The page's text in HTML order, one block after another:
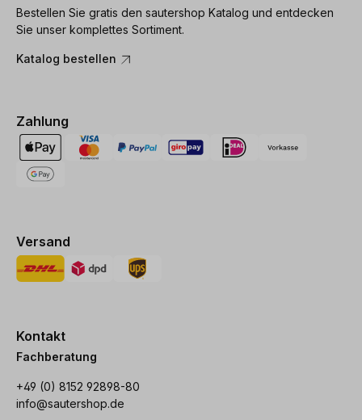
Bestellen Sie gratis den sautershop Katalog und entdecken
Sie unser komplettes Sortiment.
Katalog bestellen
Zahlung
Versand
Kontakt
Fachberatung
+49 (0) 8152 92898-80
info@sautershop.de